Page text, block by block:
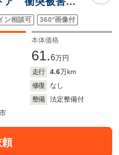
ングストップ
テアリングス
ン相談可 360°画像付
本体価格
61.6万円
走行 4.6万km
修復
なし
整備
法定整備付